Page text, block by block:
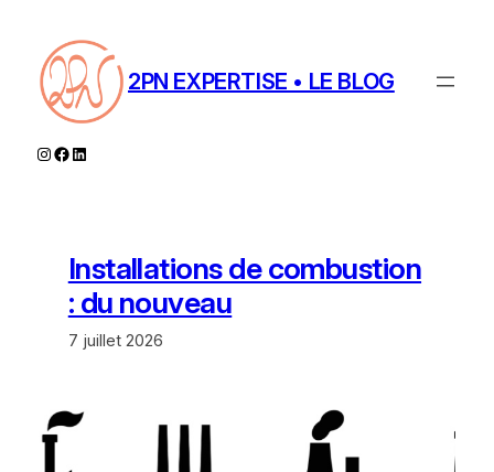
contenu
2PN EXPERTISE • LE BLOG
Instagram
Facebook
LinkedIn
Installations de combustion
: du nouveau
7 juillet 2026